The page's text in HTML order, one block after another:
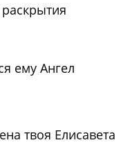
ему Ангел
твоя Елисавета